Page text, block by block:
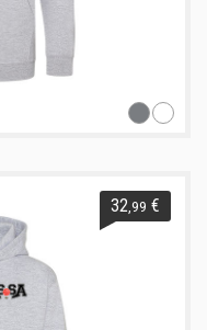
32 ,99 €